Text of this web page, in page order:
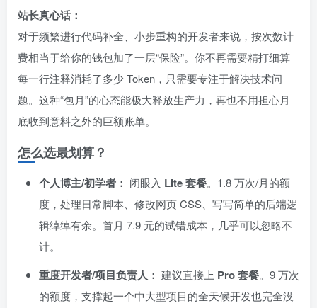
站长真心话：
对于频繁进行代码补全、小步重构的开发者来说，按次数计
费相当于给你的钱包加了一层“保险”。你不再需要精打细算
每一行注释消耗了多少 Token，只需要专注于解决技术问
题。这种“包月”的心态能极大释放生产力，再也不用担心月
底收到意料之外的巨额账单。
怎么选最划算？
个人博主/初学者： 闭眼入 Lite 套餐。1.8 万次/月的额
度，处理日常脚本、修改网页 CSS、写写简单的后端逻
辑绰绰有余。首月 7.9 元的试错成本，几乎可以忽略不
计。
重度开发者/项目负责人： 建议直接上 Pro 套餐。9 万次
的额度，支撑起一个中大型项目的全天候开发也完全没